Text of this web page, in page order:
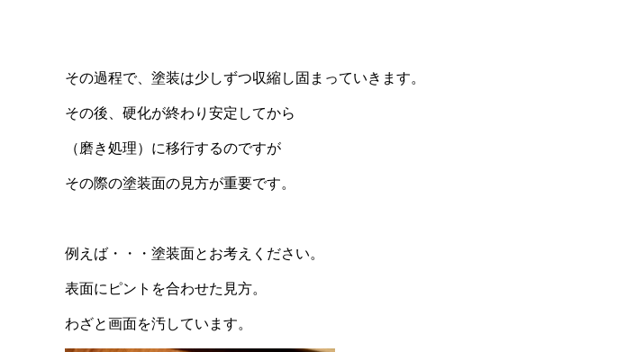
その過程で、塗装は少しずつ収縮し固まっていきます。
その後、硬化が終わり安定してから
（磨き処理）に移行するのですが
その際の塗装面の見方が重要です。
例えば・・・塗装面とお考えください。
表面にピントを合わせた見方。
わざと画面を汚しています。